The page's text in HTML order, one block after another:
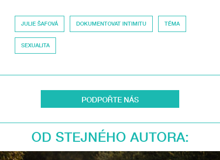
JULIE ŠAFOVÁ DOKUMENTOVAT INTIMITU TÉMA
SEXUALITA
PODPOŘTE NÁS
OD STEJNÉHO AUTORA: